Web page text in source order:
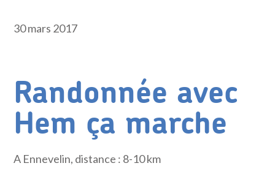
30 mars 2017
Randonnée avec
Hem ça marche
A Ennevelin, distance : 8-10 km